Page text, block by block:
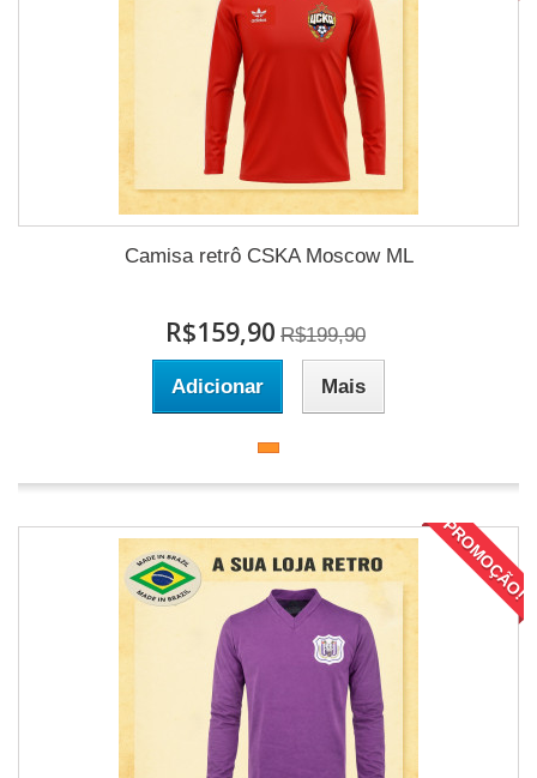
Camisa retrô CSKA Moscow ML
R$159,90 R$199,90
Adicionar Mais
PROMOÇÃO!